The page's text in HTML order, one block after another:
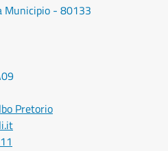
Municipio - 80133
Pretorio